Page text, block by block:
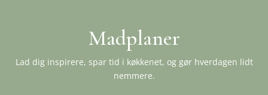
Madplaner
Lad dig inspirere, spar tid i køkkenet, og gør hverdagen lidt
nemmere.